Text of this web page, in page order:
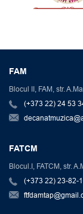
FAM
Blocul II, FAM, str.
(+373 22) 24 53
FATCM
Blocul.I, FATCM, str.
(+373 22) 23-82-